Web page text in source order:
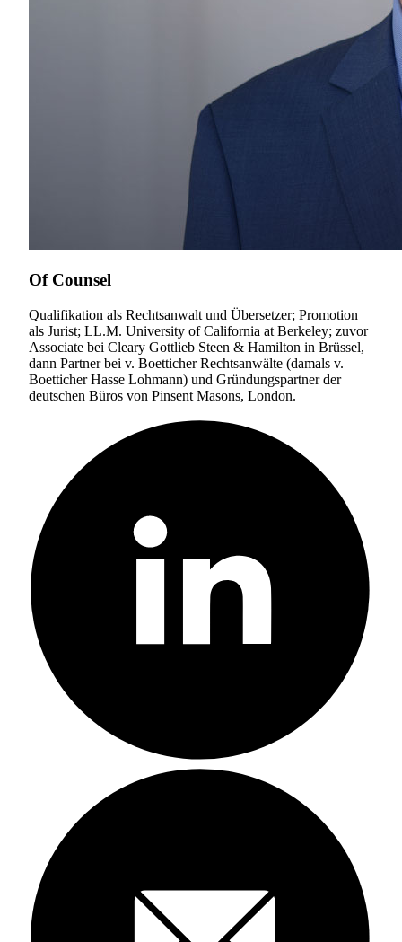
Of Counsel
Qualifikation als Rechtsanwalt und Übersetzer; Promotion
als Jurist; LL.M. University of California at Berkeley; zuvor
Associate bei Cleary Gottlieb Steen & Hamilton in Brüssel,
dann Partner bei v. Boetticher Rechtsanwälte (damals v.
Boetticher Hasse Lohmann) und Gründungspartner der
deutschen Büros von Pinsent Masons, London.